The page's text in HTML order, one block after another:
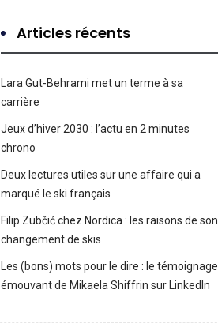
Articles récents
Lara Gut-Behrami met un terme à sa
carrière
Jeux d’hiver 2030 : l’actu en 2 minutes
chrono
Deux lectures utiles sur une affaire qui a
marqué le ski français
Filip Zubčić chez Nordica : les raisons de son
changement de skis
Les (bons) mots pour le dire : le témoignage
émouvant de Mikaela Shiffrin sur LinkedIn